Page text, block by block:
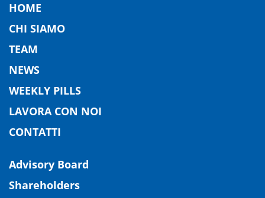
HOME
CHI SIAMO
TEAM
NEWS
WEEKLY PILLS
LAVORA CON NOI
CONTATTI
Advisory Board
Shareholders